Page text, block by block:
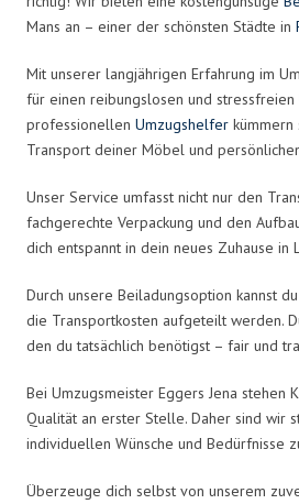
Mans an – einer der schönsten Städte in
Mit unserer langjährigen Erfahrung im
für einen reibungslosen und stressfreien
professionellen Umzugshelfer kümmern
Transport deiner Möbel und
Unser Service umfasst nicht nur den
fachgerechte Verpackung und den
dich entspannt in dein neues Zuhause in
Durch unsere Beiladungsoption kannst
die Transportkosten aufgeteilt werden.
den du tatsächlich benötigst – fair und
Bei Umzugsmeister Eggers Jena stehen
Qualität an erster Stelle. Daher sind wir
individuellen Wünsche und Bedürfnisse
Überzeuge dich selbst von unserem